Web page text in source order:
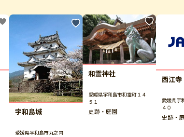
宇和島城
愛媛県宇和島市丸之内
和霊神社
愛媛県宇和島市和霊町１４
５１
史跡・庭園
西江寺
愛媛県宇
４０
史跡・